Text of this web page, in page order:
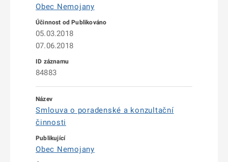
Obec Nemojany
05.03.2018
07.06.2018
84883
Smlouva o poradenské a konzultační
činnosti
Obec Nemojany